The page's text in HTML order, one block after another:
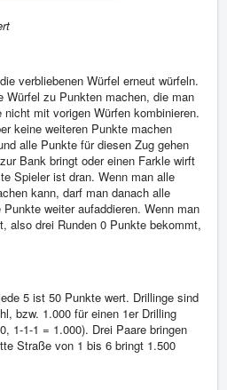
verbliebenen Würfel erneut würfeln.
Würfel zu Punkten machen, die man
mit vorigen Würfen kombinieren.
keine weiteren Punkte machen
alle Punkte für diesen Zug gehen
Bank bringt oder einen Farkle wirft
Spieler ist dran. Wenn man alle
kann, darf man danach alle
weiter aufaddieren. Wenn man
also drei Runden 0 Punkte bekommt,
5 ist 50 Punkte wert. Drillinge sind
bzw. 1.000 für einen 1er Drilling
1-1-1 = 1.000). Drei Paare bringen
Straße von 1 bis 6 bringt 1.500